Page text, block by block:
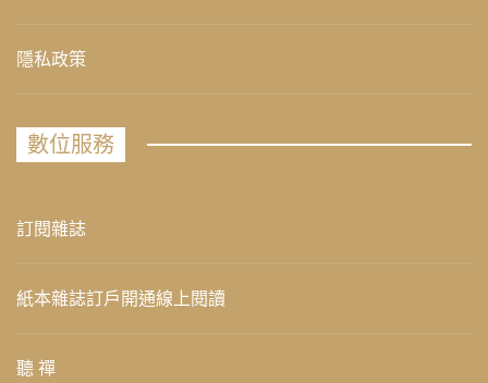
隱私政策
數位服務
訂閱雜誌
紙本雜誌訂戶開通線上閱讀
聽 禪